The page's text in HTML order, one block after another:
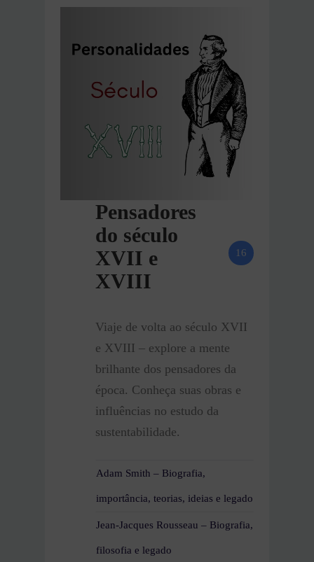
Pensadores
do século
XVII e
XVIII
16
Viaje de volta ao século XVII
e XVIII – explore a mente
brilhante dos pensadores da
época. Conheça suas obras e
influências no estudo da
sustentabilidade.
Adam Smith – Biografia,
importância, teorias, ideias e legado
Jean-Jacques Rousseau – Biografia,
filosofia e legado